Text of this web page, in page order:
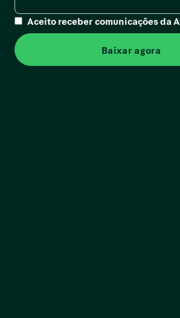
Aceito receber comunicações da
Baixar agora